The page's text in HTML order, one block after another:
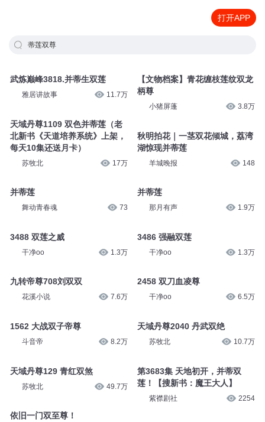
打开APP
蒂莲双尊
武炼巅峰3818.并蒂生双莲
雅居讲故事 11.7万
天域丹尊1109 双色并蒂莲（老
北新书《天道培养系统》上架，
每天10集还送月卡）
苏牧北 17万
并蒂莲
舞动青春魂 73
3488 双莲之威
干净oo 1.3万
九转帝尊708刘双双
花溪小说 7.6万
1562 大战双子帝尊
斗音帝 8.2万
天域丹尊129 青红双煞
苏牧北 49.7万
依旧一门双至尊！
【文物档案】青花缠枝莲纹双龙
柄尊
小猪屏蓬 3.8万
秋明拍花｜一茎双花倾城，荔湾
湖惊现并蒂莲
羊城晚报 148
并蒂莲
那月有声 1.9万
3486 强融双莲
干净oo 1.3万
2458 双刀血凌尊
干净oo 6.5万
天域丹尊2040 丹武双绝
苏牧北 10.7万
第3683集 天地初开，并蒂双
莲！【搜新书：魔王大人】
紫襟剧社 2254